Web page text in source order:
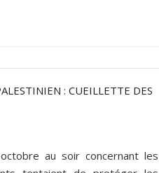
: CUEILLETTE DES
au soir concernant les